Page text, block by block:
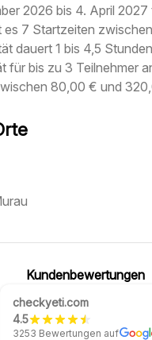
2026 bis 4. April 2027
es 7 Startzeiten
dauert 1 bis 4,5
für bis zu 3 Teilnehmer
80,00 € und
Kundenbewertungen
checkyeti.com
4.5
3253 Bewertungen auf